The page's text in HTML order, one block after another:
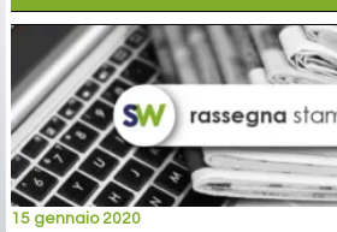
15 gennaio 2020